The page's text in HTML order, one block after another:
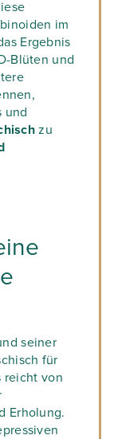
im
Ergebnis
Blüten und
und
zu
seiner
für
reicht von
Erholung.